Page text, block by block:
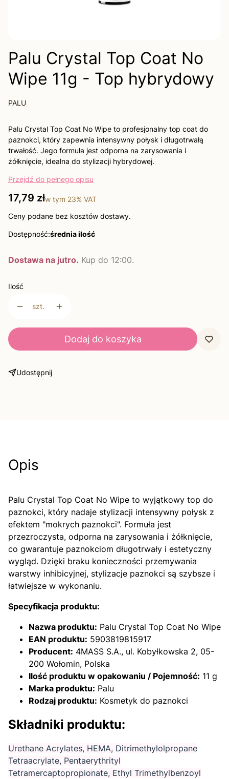
Palu Crystal Top Coat No
Wipe 11g - Top hybrydowy
PALU
Palu Crystal Top Coat No Wipe to profesjonalny top coat do
paznokci, który zapewnia intensywny połysk i długotrwałą
trwałość. Jego formuła jest odporna na zarysowania i
żółknięcie, idealna do stylizacji hybrydowej.
Przejdź do pełnego opisu
Cena
17,79 złw tym 23% VAT
Ceny podane bez kosztów dostawy.
Dostępność:średnia ilość
Dostawa na jutro. Kup do 12:00.
Ilość
szt.
Dodaj do koszyka
Udostępnij
Opis
Palu Crystal Top Coat No Wipe to wyjątkowy top do
paznokci, który nadaje stylizacji intensywny połysk z
efektem "mokrych paznokci". Formuła jest
przezroczysta, odporna na zarysowania i żółknięcie,
co gwarantuje paznokciom długotrwały i estetyczny
wygląd. Dzięki braku konieczności przemywania
warstwy inhibicyjnej, stylizacje paznokci są szybsze i
łatwiejsze w wykonaniu.
Specyfikacja produktu:
Nazwa produktu: Palu Crystal Top Coat No Wipe
EAN produktu: 5903819815917
Producent: 4MASS S.A., ul. Kobyłkowska 2, 05-
200 Wołomin, Polska
Ilość produktu w opakowaniu / Pojemność: 11 g
Marka produktu: Palu
Rodzaj produktu: Kosmetyk do paznokci
Składniki produktu:
Urethane Acrylates, HEMA, Ditrimethylolpropane
Tetraacrylate, Pentaerythrityl
Tetramercaptopropionate, Ethyl Trimethylbenzoyl